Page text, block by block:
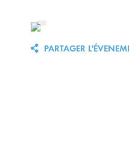
PARTAGER